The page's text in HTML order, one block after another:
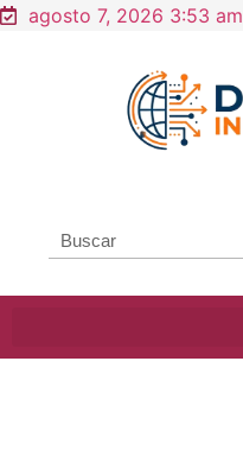
agosto 7, 2026 3:53 am